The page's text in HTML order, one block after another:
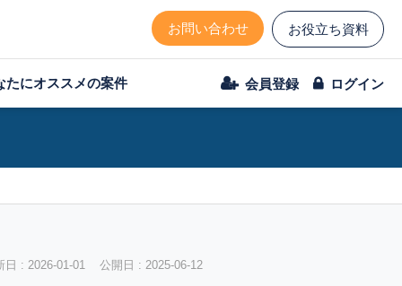
お問い合わせ お役立ち資料
たにオススメの案件 会員登録 ログイン
日 : 2026-01-01 公開日 : 2025-06-12